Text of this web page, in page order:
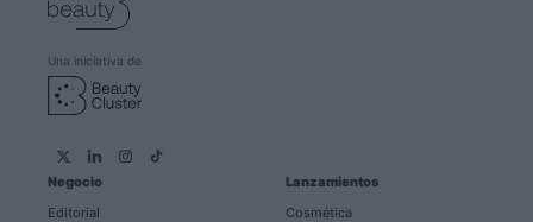
Una iniciativa de
Negocio
Editorial
Lanzamientos
Cosmética